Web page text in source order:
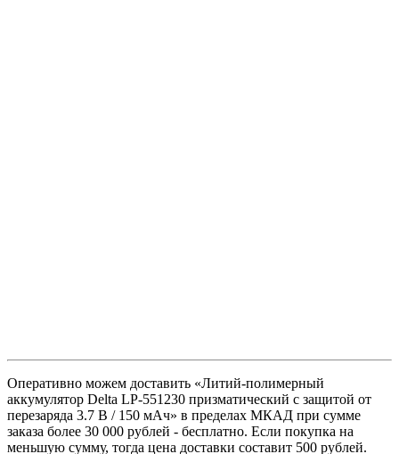
Оперативно можем доставить «Литий-полимерный
аккумулятор Delta LP-551230 призматический с защитой от
перезаряда 3.7 В / 150 мАч» в пределах МКАД при сумме
заказа более 30 000 рублей - бесплатно. Если покупка на
меньшую сумму, тогда цена доставки составит 500 рублей.